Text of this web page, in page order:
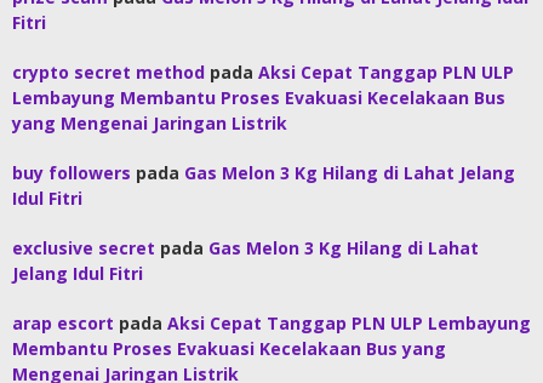
Fitri
crypto secret method pada Aksi Cepat Tanggap PLN ULP
Lembayung Membantu Proses Evakuasi Kecelakaan Bus
yang Mengenai Jaringan Listrik
buy followers pada Gas Melon 3 Kg Hilang di Lahat Jelang
Idul Fitri
exclusive secret pada Gas Melon 3 Kg Hilang di Lahat
Jelang Idul Fitri
arap escort pada Aksi Cepat Tanggap PLN ULP Lembayung
Membantu Proses Evakuasi Kecelakaan Bus yang
Mengenai Jaringan Listrik